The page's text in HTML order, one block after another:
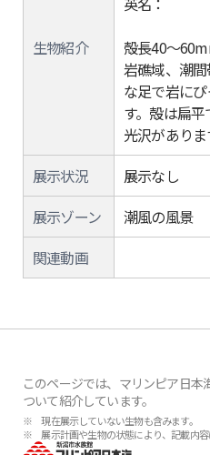
生物紹介
殻長40～
岩礁域、潮
な足で岩に
す。殻は扁
光沢がありま
展示状況
展示なし
展示ゾーン
潮風の風景
関連動画
このページでは、マリンピア日
ついて紹介しています。
※ 現在展示していない生物も含みます。
※ 展示計画や生物の状態により、記載内容